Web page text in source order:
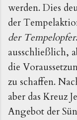
werden. Dies
der
der Tempelopfer
ausschließlich,
die
zu schaffen.
aber das Kreuz
Angebot der